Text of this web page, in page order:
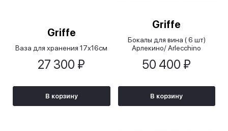
Griffe
Ваза для хранения 17х16см
27 300 ₽
В корзину
Griffe
Бокалы для вина ( 6 шт)
Арлекино/ Arlecchino
50 400 ₽
В корзину